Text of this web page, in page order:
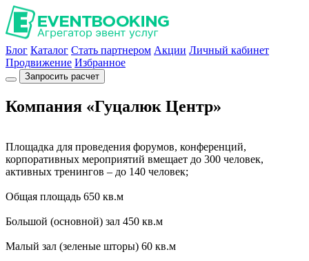
Блог Каталог Стать партнером Акции Личный кабинет
Продвижение Избранное
Запросить расчет
Компания «Гуцалюк Центр»
Площадка для проведения форумов, конференций,
корпоративных мероприятий вмещает до 300 человек,
активных тренингов – до 140 человек;
Общая площадь 650 кв.м
Большой (основной) зал 450 кв.м
Малый зал (зеленые шторы) 60 кв.м